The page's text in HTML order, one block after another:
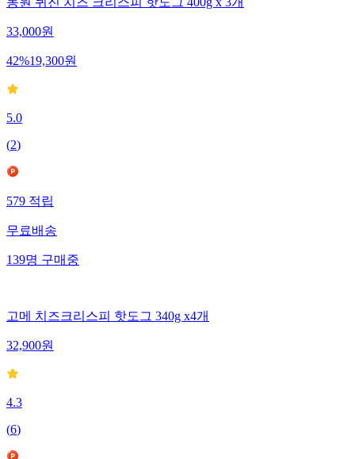
33,000원
42%19,300원
5.0
(2)
579 적립
무료배송
139명 구매중
고메 치즈크리스피 핫도그 340g x4개
32,900원
4.3
(6)